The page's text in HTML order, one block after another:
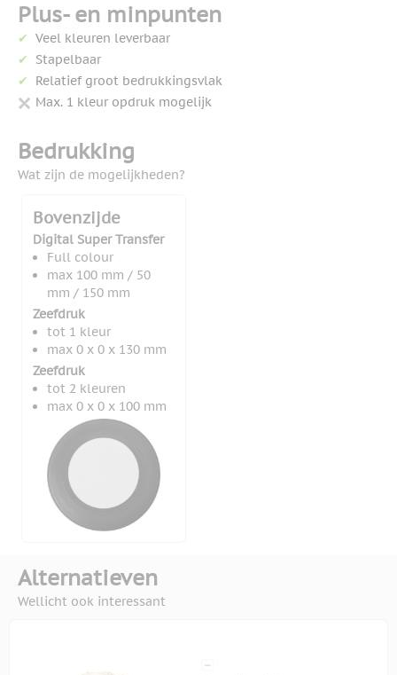
Plus- en minpunten
Veel kleuren leverbaar
Stapelbaar
Relatief groot bedrukkingsvlak
Max. 1 kleur opdruk mogelijk
Bedrukking
Wat zijn de mogelijkheden?
Bovenzijde
Digital Super Transfer
Full colour
max 100 mm / 50
mm / 150 mm
Zeefdruk
tot 1 kleur
max 0 x 0 x 130 mm
Zeefdruk
tot 2 kleuren
max 0 x 0 x 100 mm
Alternatieven
Wellicht ook interessant